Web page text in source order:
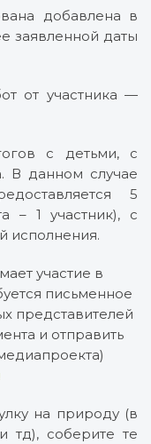
добавлена в
заявленной даты
от участника —
с детьми, с
В данном случае
5
– 1 участник), с
исполнения.
участие в
письменное
представителей
и отправить
на природу (в
тд), соберите те